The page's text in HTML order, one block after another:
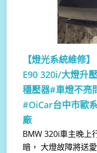
【燈光系統維修】
E90 320i/大燈升
穩壓器#車燈不亮
#OiCar台中市歐
廠
BMW 320i車主晚上
暗， 大燈故障將送